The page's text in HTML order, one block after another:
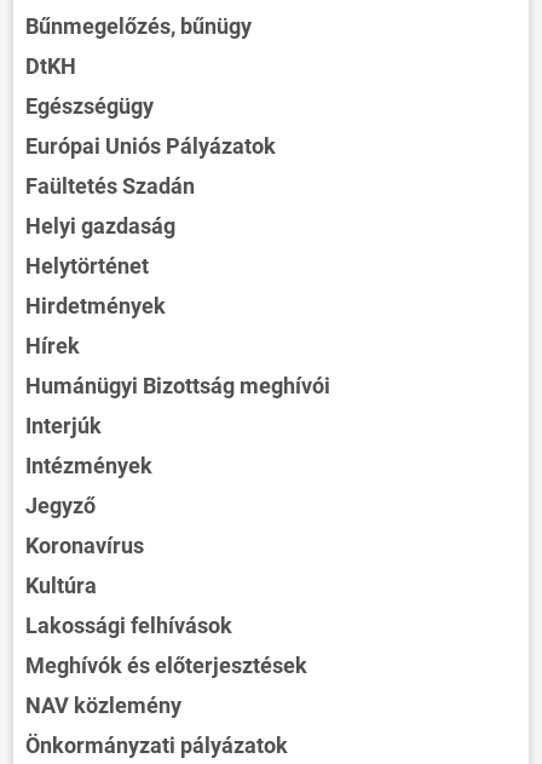
Bűnmegelőzés, bűnügy
DtKH
Egészségügy
Európai Uniós Pályázatok
Faültetés Szadán
Helyi gazdaság
Helytörténet
Hirdetmények
Hírek
Humánügyi Bizottság meghívói
Interjúk
Intézmények
Jegyző
Koronavírus
Kultúra
Lakossági felhívások
Meghívók és előterjesztések
NAV közlemény
Önkormányzati pályázatok